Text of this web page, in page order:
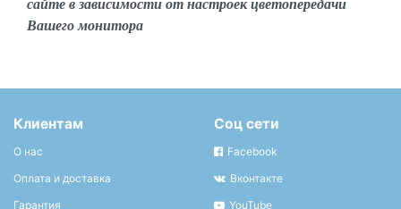
сайте в зависимости от настроек цветопередачи
Вашего монитора
Клиентам
О нас
Оплата и доставка
Гарантия
Соц сети
Facebook
Вконтакте
YouTube